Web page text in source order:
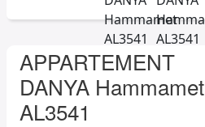
APPARTEMENT
DANYA Hammamet
AL3541